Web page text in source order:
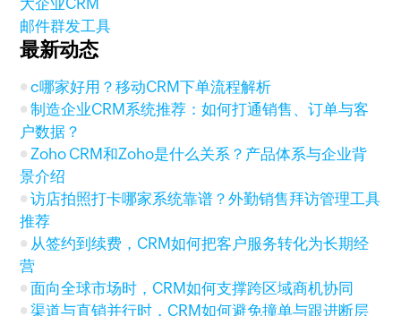
大企业CRM
邮件群发工具
最新动态
c哪家好用？移动CRM下单流程解析
制造企业CRM系统推荐：如何打通销售、订单与客
户数据？
Zoho CRM和Zoho是什么关系？产品体系与企业背
景介绍
访店拍照打卡哪家系统靠谱？外勤销售拜访管理工具
推荐
从签约到续费，CRM如何把客户服务转化为长期经
营
面向全球市场时，CRM如何支撑跨区域商机协同
渠道与直销并行时，CRM如何避免撞单与跟进断层